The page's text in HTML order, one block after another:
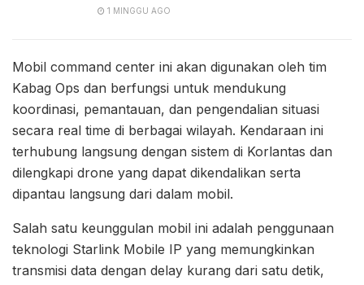
1 MINGGU AGO
Mobil command center ini akan digunakan oleh tim
Kabag Ops dan berfungsi untuk mendukung
koordinasi, pemantauan, dan pengendalian situasi
secara real time di berbagai wilayah. Kendaraan ini
terhubung langsung dengan sistem di Korlantas dan
dilengkapi drone yang dapat dikendalikan serta
dipantau langsung dari dalam mobil.
Salah satu keunggulan mobil ini adalah penggunaan
teknologi Starlink Mobile IP yang memungkinkan
transmisi data dengan delay kurang dari satu detik,